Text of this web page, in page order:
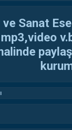
ve Sanat